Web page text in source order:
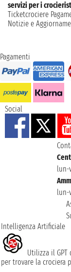
servizi per i
Ticketcrociere
Notizie e
Pagamenti
Social
lun-
lun-
Intelligenza Artificiale
Utilizza il
per trovare la crociera